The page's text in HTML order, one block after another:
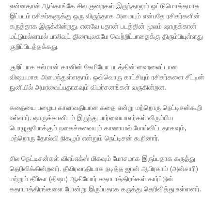
என்னதான் ஆங்காங்கே சில குறைகள் இருந்தாலும் ஒட்டுமொத்தமாக
இப்படம் ரசிகர்களுக்கு ஒரு விருந்தாக அமையும் என்பதே ரசிகர்களின்
கருத்தாக இருக்கின்றது. எனவே பதான் படத்தின் மூலம் ஷாருக்கான்
மட்டுமல்லாமல் பாலிவுட் திரையுலகமே வெற்றிப்பாதைக்கு திரும்பியுள்ளது
குறிப்பிடத்தக்கது.
குறிப்பாக சல்மான் கானின் கேமியோ படத்தின் ஹைலைட்டான
விஷயமாக அமைந்துள்ளதாம். ஒவ்வொரு காட்சியும் ரசிகர்களை சீட்டின்
நுனியில் அமரவைப்பதாகவும் விமர்சனங்கள் வருகின்றன.
கதையை பழைய காலாவதியான கதை என்று மற்றொரு நெட்டிசன்கூறி
உள்ளார். ஷாருக்கானிடம் இருந்து பார்வையாளர்கள் விரும்பிய
பொழுதுபோக்கும் நகைச்சுவையும் காணாமல் போய்விட்டதாகவும்,
மற்றொரு தோல்வி நிகழும் என்றும் நெட்டிசன் கூறினார்.
சில நெட்டிசன்கள் விஎப்எக்ஸ் மிகவும் மோசமாக இருப்பதாக கருத்து
தெரிவிக்கின்றனர். தீவிரவாதியாக நடித்த ஜான் ஆபிரகாம் (அன்சாரி)
மற்றும் தீபிகா (திஷா) ஆகியோர் கதாபாத்திரங்கள் கார்ட்டூன்
கதாபாத்திரங்களை போன்று இருப்பதாக கருத்து தெரிவித்து உள்ளனர்.